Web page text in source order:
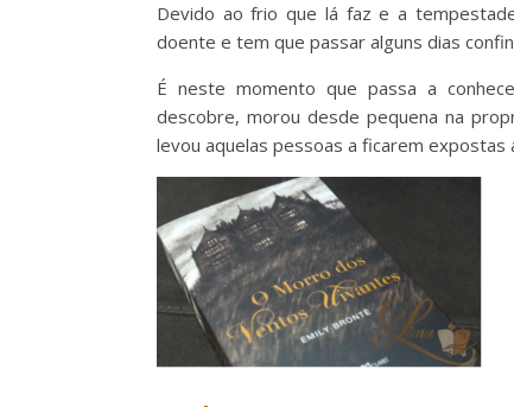
Devido ao frio que lá faz e a
doente e tem que passar alguns dias
É neste momento que passa a
descobre, morou desde pequena na
levou aquelas pessoas a ficarem